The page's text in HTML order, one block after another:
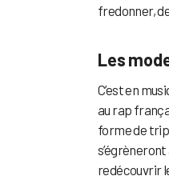
fredonner,
Les
C’est en
au rap
forme de
redécouvrir